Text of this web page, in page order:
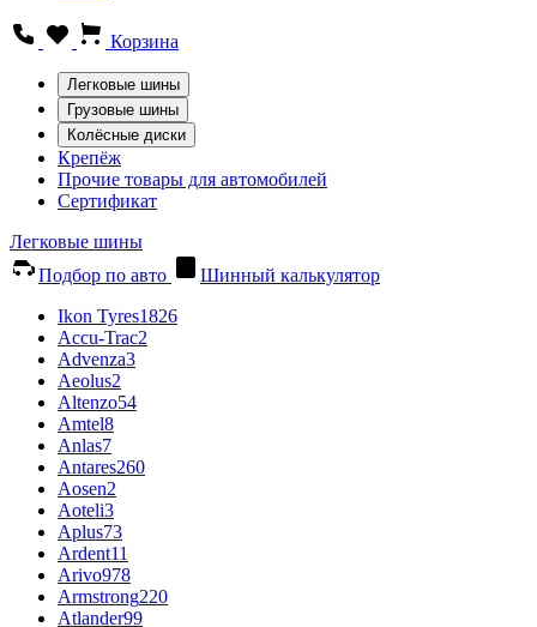
Корзина
Легковые шины
Грузовые шины
Колёсные диски
Крепёж
Прочие товары для автомобилей
Сертификат
Легковые шины
Подбор по авто
Шинный калькулятор
Ikon Tyres1826
Accu-Trac2
Advenza3
Aeolus2
Altenzo54
Amtel8
Anlas7
Antares260
Aosen2
Aoteli3
Aplus73
Ardent11
Arivo978
Armstrong220
Atlander99